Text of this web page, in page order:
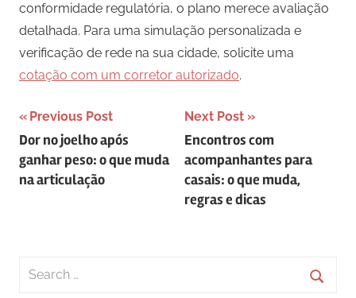
conformidade regulatória, o plano merece avaliação
detalhada. Para uma simulação personalizada e
verificação de rede na sua cidade, solicite uma
cotação com um corretor autorizado.
Navegação
de
Post
Previous Post
Dor no joelho após
ganhar peso: o que muda
na articulação
Next Post
Encontros com
acompanhantes para
casais: o que muda,
regras e dicas
Search